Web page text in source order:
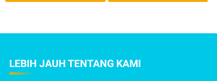
LEBIH JAUH TENTANG KAMI